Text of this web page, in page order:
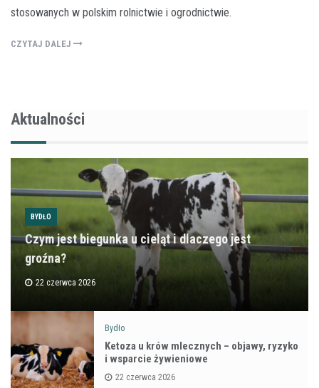
stosowanych w polskim rolnictwie i ogrodnictwie.
CZYTAJ DALEJ
Aktualności
BYDŁO
Czym jest biegunka u cieląt i dlaczego jest
groźna?
22 czerwca 2026
Bydło
Ketoza u krów mlecznych – objawy, ryzyko
i wsparcie żywieniowe
22 czerwca 2026